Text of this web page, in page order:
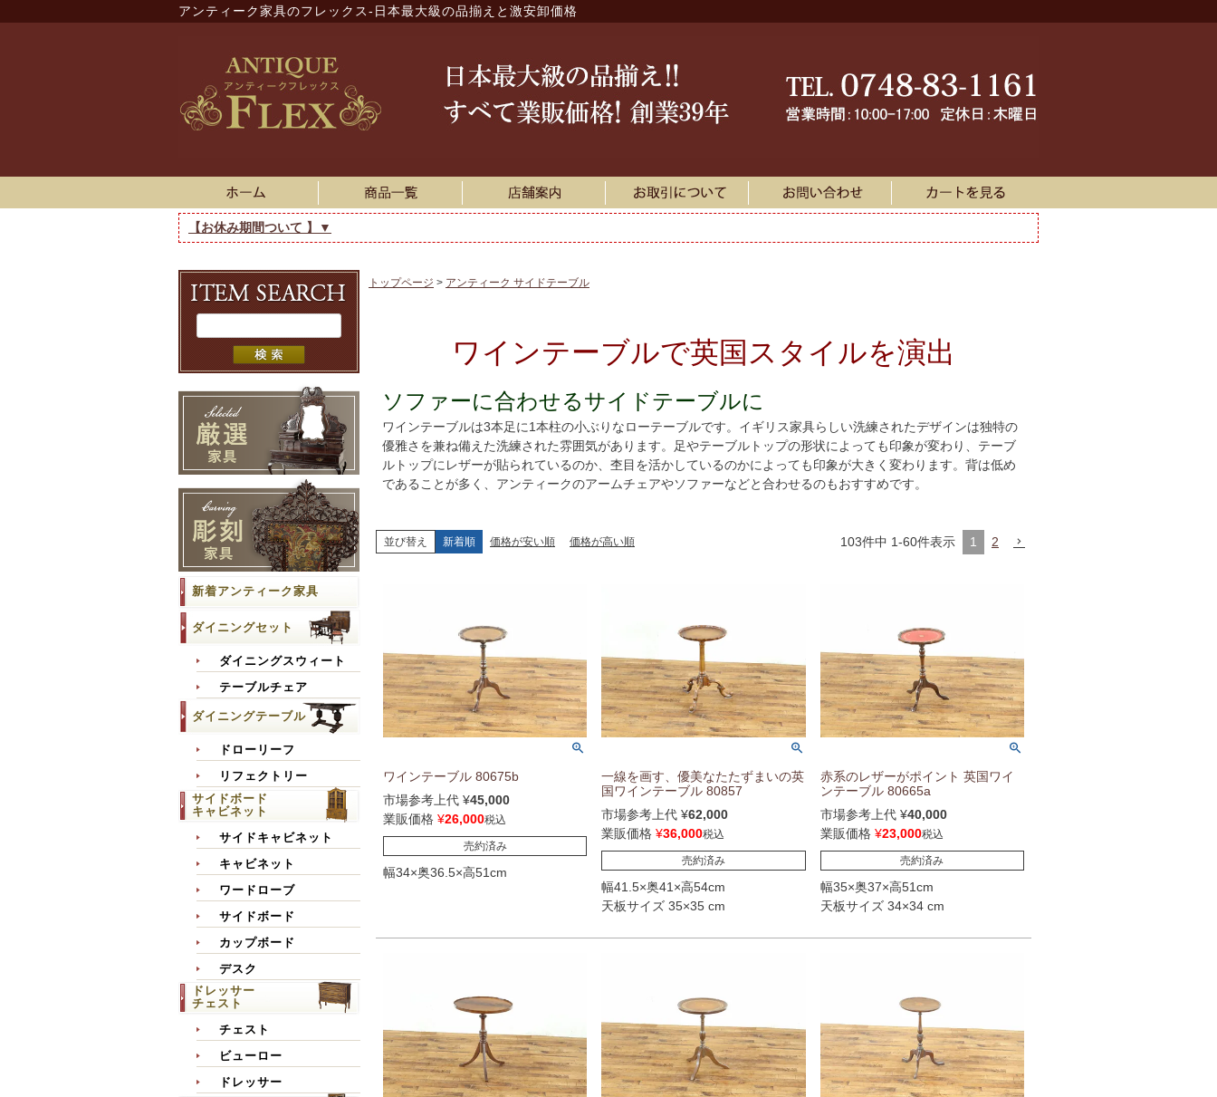
アンティーク家具のフレックス-日本最大級の品揃えと激安卸価格
【お休み期間ついて 】▼
新着アンティーク家具
ダイニングセット
ダイニングスウィート
テーブルチェア
ダイニングテーブル
ドローリーフ
リフェクトリー
サイドボード
キャビネット
サイドキャビネット
キャビネット
ワードローブ
サイドボード
カップボード
デスク
ドレッサー
チェスト
チェスト
ビューロー
ドレッサー
トップページ アンティーク サイドテーブル
ワインテーブルで英国スタイルを演出
ソファーに合わせるサイドテーブルに
ワインテーブルは3本足に1本柱の小ぶりなローテーブルです。イギリス家具らしい洗練されたデザインは独特の
優雅さを兼ね備えた洗練された雰囲気があります。足やテーブルトップの形状によっても印象が変わり、テーブ
ルトップにレザーが貼られているのか、杢目を活かしているのかによっても印象が大きく変わります。背は低め
であることが多く、アンティークのアームチェアやソファーなどと合わせるのもおすすめです。
並び替え 新着順 価格が安い順 価格が高い順 103件中 1-60件表示 1 2
ワインテーブル 80675b
市場参考上代 ¥45,000
業販価格 ¥26,000税込
売約済み
幅34×奥36.5×高51cm
一線を画す、優美なたたずまいの英
国ワインテーブル 80857
市場参考上代 ¥62,000
業販価格 ¥36,000税込
売約済み
幅41.5×奥41×高54cm
天板サイズ 35×35 cm
赤系のレザーがポイント 英国ワイ
ンテーブル 80665a
市場参考上代 ¥40,000
業販価格 ¥23,000税込
売約済み
幅35×奥37×高51cm
天板サイズ 34×34 cm